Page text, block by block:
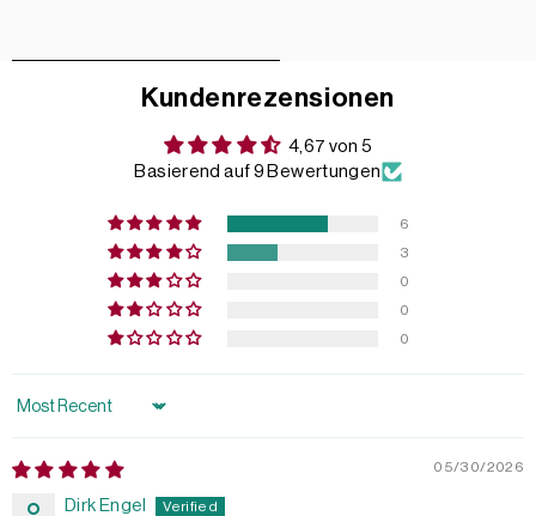
Kundenrezensionen
4,67 von 5
Basierend auf 9 Bewertungen
6
3
0
0
0
Sort by
05/30/2026
Dirk Engel